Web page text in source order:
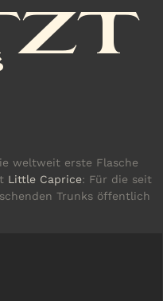
weltweit erste Flasche
Little Caprice: Für die seit
Trunks öffentlich